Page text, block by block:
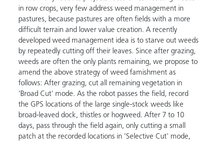
in row crops, very few address weed management in
pastures, because pastures are often fields with a more
difficult terrain and lower value creation. A recently
developed weed management idea is to starve out weeds
by repeatedly cutting off their leaves. Since after grazing,
weeds are often the only plants remaining, we propose to
amend the above strategy of weed famishment as
follows: After grazing, cut all remaining vegetation in
'Broad Cut' mode. As the robot passes the field, record
the GPS locations of the large single-stock weeds like
broad-leaved dock, thistles or hogweed. After 7 to 10
days, pass through the field again, only cutting a small
patch at the recorded locations in 'Selective Cut' mode,